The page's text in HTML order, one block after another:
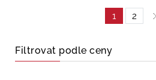
1 2
Filtrovat podle ceny